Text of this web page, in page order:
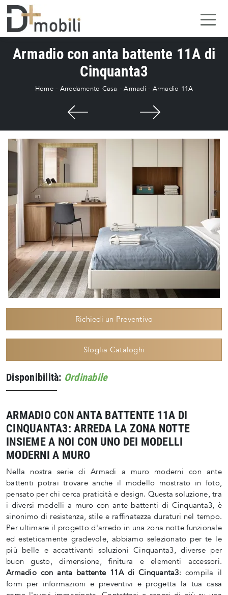
Armadio con anta battente 11A di
Cinquanta3
Home- Arredamento Casa -Armadi - Armadio 11A
Richiedi un Preventivo
Sfoglia Cataloghi
Disponibilità: Ordinabile
ARMADIO CON ANTA BATTENTE 11A DI
CINQUANTA3: ARREDA LA ZONA NOTTE
INSIEME A NOI CON UNO DEI MODELLI
MODERNI A MURO
Nella nostra serie di Armadi a muro moderni con ante
battenti potrai trovare anche il modello mostrato in foto,
pensato per chi cerca praticità e design. Questa soluzione, tra
i diversi modelli a muro con ante battenti di Cinquanta3, è
sinonimo di resistenza, stile e raffinatezza duraturi nel tempo.
Per ultimare il progetto d'arredo in una zona notte funzionale
ed esteticamente gradevole, abbiamo selezionato per te le
più belle e accattivanti soluzioni Cinquanta3, diverse per
buon gusto, dimensione, finitura e elementi accessori.
Armadio con anta battente 11A di Cinquanta3: compila il
form per informazioni e preventivi e progetta la tua casa